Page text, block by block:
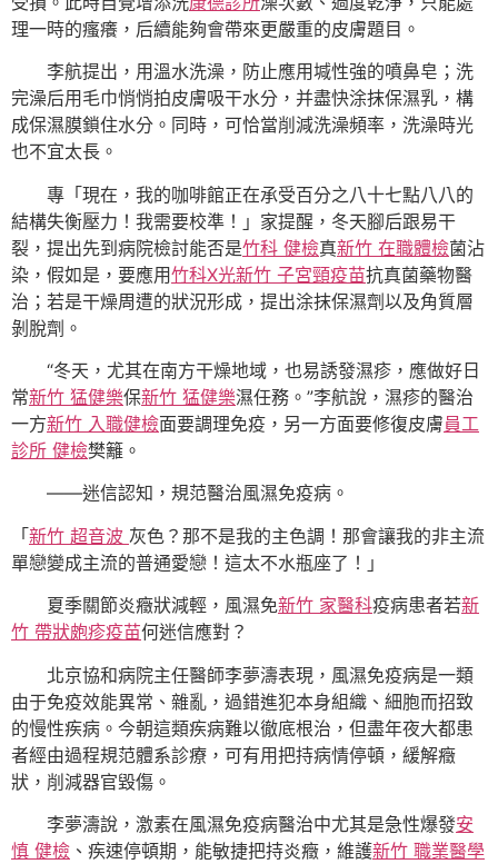
理一時的瘙癢，后續能夠會帶來更嚴重的皮膚題目。
李航提出，用溫水洗澡，防止應用堿性強的噴鼻皂；洗
完澡后用毛巾悄悄拍皮膚吸干水分，并盡快涂抹保濕乳，構
成保濕膜鎖住水分。同時，可恰當削減洗澡頻率，洗澡時光
也不宜太長。
專「現在，我的咖啡館正在承受百分之八十七點八八的
結構失衡壓力！我需要校準！」家提醒，冬天腳后跟易干
裂，提出先到病院檢討能否是竹科 健檢真新竹 在職體檢菌沾
染，假如是，要應用竹科X光新竹 子宮頸疫苗抗真菌藥物醫
治；若是干燥周遭的狀況形成，提出涂抹保濕劑以及角質層
剝脫劑。
“冬天，尤其在南方干燥地域，也易誘發濕疹，應做好日
常新竹 猛健樂保新竹 猛健樂濕任務。”李航說，濕疹的醫治
一方新竹 入職健檢面要調理免疫，另一方面要修復皮膚員工
診所 健檢樊籬。
——迷信認知，規范醫治風濕免疫病。
「新竹 超音波 灰色？那不是我的主色調！那會讓我的非主流
單戀變成主流的普通愛戀！這太不水瓶座了！」
夏季關節炎癥狀減輕，風濕免新竹 家醫科疫病患者若新
竹 帶狀皰疹疫苗何迷信應對？
北京協和病院主任醫師李夢濤表現，風濕免疫病是一類
由于免疫效能異常、雜亂，過錯進犯本身組織、細胞而招致
的慢性疾病。今朝這類疾病難以徹底根治，但盡年夜大都患
者經由過程規范體系診療，可有用把持病情停頓，緩解癥
狀，削減器官毀傷。
李夢濤說，激素在風濕免疫病醫治中尤其是急性爆發安
慎 健檢 、疾速停頓期，能敏捷把持炎癥，維護新竹 職業醫學